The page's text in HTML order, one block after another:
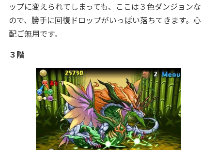
ップに変えられてしまっても、ここは３色ダンジョンな
ので、勝手に回復ドロップがいっぱい落ちてきます。心
配ご無用です。
３階